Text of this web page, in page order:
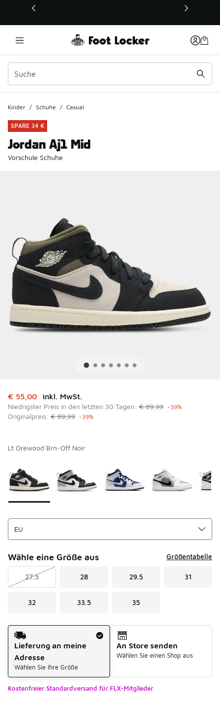
Dieser Link öffnet sich in einem neuen Fenster
Kinder / Schuhe / Casual
SPARE 34 €
Jordan Aj1 Mid
Vorschule Schuhe
Dieser Artikel ist im Sale. Der Preis ist von auf € 55,00
€ 55,00 inkl. MwSt.
Niedrigster Preis in den letzten 30 Tagen: € 89,99 -39%
Originalpreis: € 89,99 -39%
Lt Orewood Brn-Off Noir
Wähle eine Größe aus Größentabelle
27.5 28 29.5 31
32 33.5 35
Versandart
Lieferung an meine
Adresse
Wählen Sie Ihre Größe
An Store senden
Wählen Sie einen Shop aus
Kostenfreier Standardversand für FLX-Mitglieder